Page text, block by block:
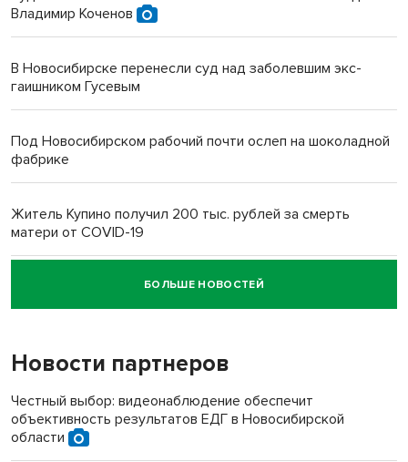
Владимир Коченов
В Новосибирске перенесли суд над заболевшим экс-
гаишником Гусевым
Под Новосибирском рабочий почти ослеп на шоколадной
фабрике
Житель Купино получил 200 тыс. рублей за смерть
матери от COVID-19
Новосибирский суд наказал водителя за смерть
пенсионерки на вокзале
«Мы живём на пастбище!»: в новосибирском селе лошади
терроризируют жителей
Инвалид получил условный срок за избиение врачей
протезом под Новосибирском
БОЛЬШЕ НОВОСТЕЙ
Новости партнеров
Честный выбор: видеонаблюдение обеспечит
объективность результатов ЕДГ в Новосибирской
области